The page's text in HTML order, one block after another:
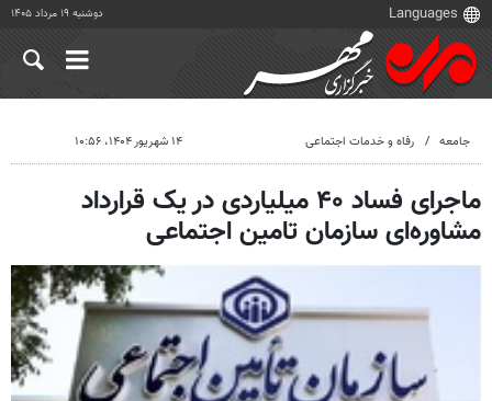
دوشنبه ۱۹ مرداد ۱۴۰۵
جامعه رفاه و خدمات اجتماعی ۱۴ شهریور ۱۴۰۴، ۱۰:۵۶
ماجرای فساد ۴۰ میلیاردی در یک قرارداد
مشاوره‌ای سازمان تامین اجتماعی